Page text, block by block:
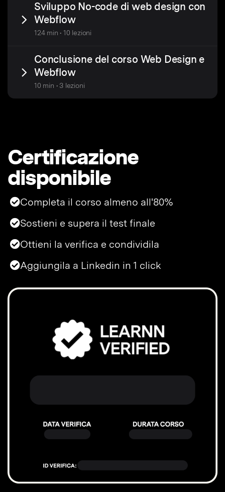
Sviluppo No-code di web design con
Webflow
124 min • 10 lezioni
Conclusione del corso Web Design e
Webflow
10 min • 3 lezioni
Certificazione
disponibile
Completa il corso almeno all'80%
Sostieni e supera il test finale
Ottieni la verifica e condividila
Aggiungila a Linkedin in 1 click